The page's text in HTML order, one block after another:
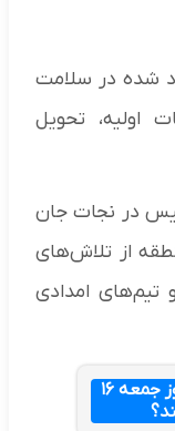
شده در سلامت
اولیه، تحویل
در نجات جان
از تلاش‌های
تیم‌های امدادی
قیمت دینار عراق امروز جمعه ۱۶